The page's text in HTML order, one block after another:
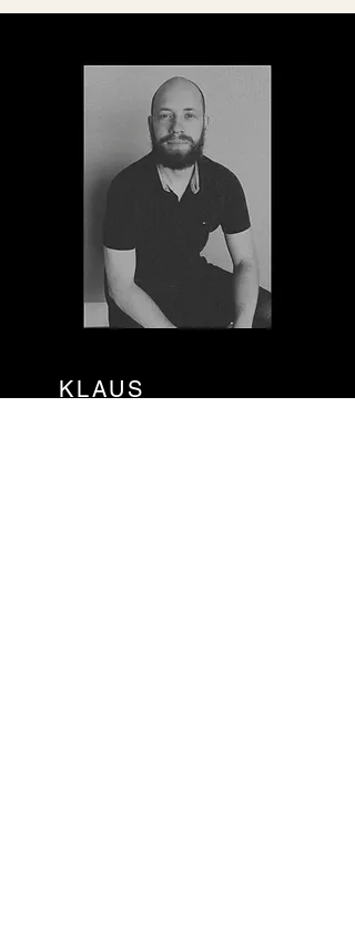
KLAUS